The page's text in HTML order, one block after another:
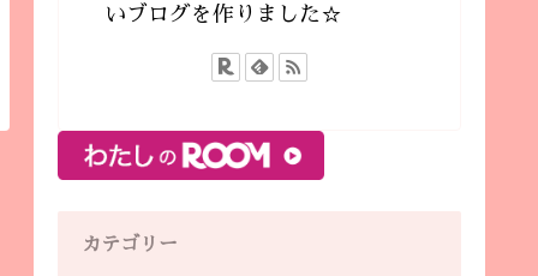
いブログを作りました☆
カテゴリー